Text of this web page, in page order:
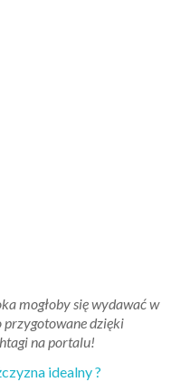
mogłoby się wydawać w
przygotowane dzięki
na portalu!
idealny ?